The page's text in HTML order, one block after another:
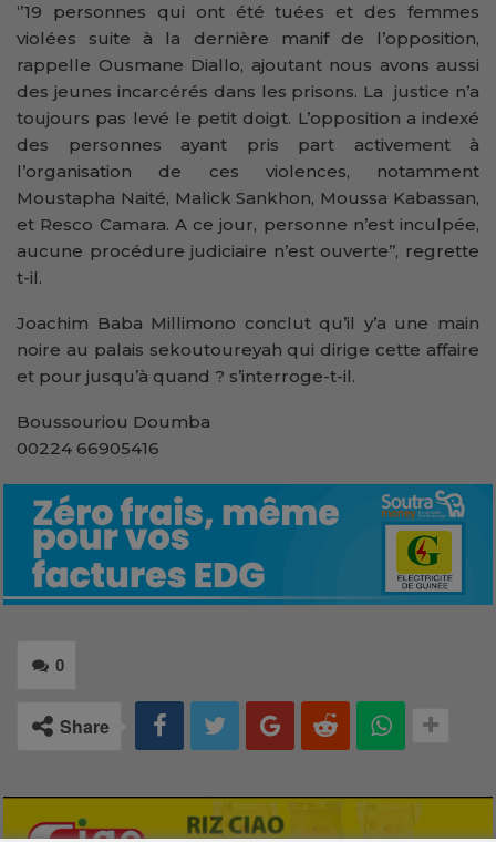
‘’19 personnes qui ont été tuées et des femmes
violées suite à la dernière manif de l’opposition,
rappelle Ousmane Diallo, ajoutant nous avons aussi
des jeunes incarcérés dans les prisons. La justice n’a
toujours pas levé le petit doigt. L’opposition a indexé
des personnes ayant pris part activement à
l’organisation de ces violences, notamment
Moustapha Naité, Malick Sankhon, Moussa Kabassan,
et Resco Camara. A ce jour, personne n’est inculpée,
aucune procédure judiciaire n’est ouverte’’, regrette
t-il.
Joachim Baba Millimono conclut qu’il y’a une main
noire au palais sekoutoureyah qui dirige cette affaire
et pour jusqu’à quand ? s’interroge-t-il.
Boussouriou Doumba
00224 66905416
0
Share